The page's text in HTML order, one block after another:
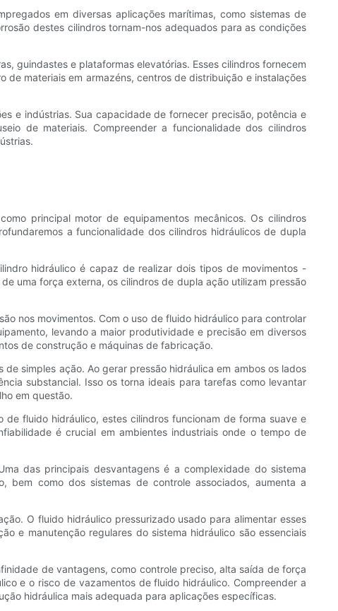
em diversas aplicações marítimas, como sistemas de
destes cilindros tornam-nos adequados para as condições
guindastes e plataformas elevatórias. Esses cilindros fornecem
materiais em armazéns, centros de distribuição e instalações
e indústrias. Sua capacidade de fornecer precisão, potência e
de materiais. Compreender a funcionalidade dos cilindros
principal motor de equipamentos mecânicos. Os cilindros
a funcionalidade dos cilindros hidráulicos de dupla
hidráulico é capaz de realizar dois tipos de movimentos -
uma força externa, os cilindros de dupla ação utilizam pressão
nos movimentos. Com o uso de fluido hidráulico para controlar
levando a maior produtividade e precisão em diversos
de construção e máquinas de fabricação.
simples ação. Ao gerar pressão hidráulica em ambos os lados
substancial. Isso os torna ideais para tarefas como levantar
em questão.
fluido hidráulico, estes cilindros funcionam de forma suave e
é crucial em ambientes industriais onde o tempo de
das principais desvantagens é a complexidade do sistema
bem como dos sistemas de controle associados, aumenta a
O fluido hidráulico pressurizado usado para alimentar esses
e manutenção regulares do sistema hidráulico são essenciais
de vantagens, como controle preciso, alta saída de força
e o risco de vazamentos de fluido hidráulico. Compreender a
hidráulica mais adequada para aplicações específicas.